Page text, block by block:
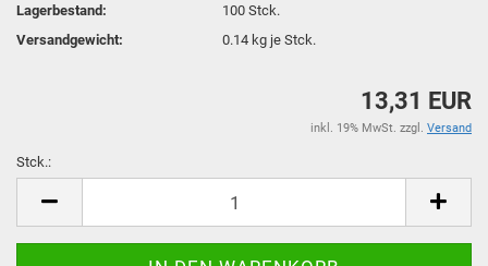
Lagerbestand: 100Stck.
Versandgewicht:
0.14 kg je Stck.
13,31 EUR
inkl. 19% MwSt. zzgl. Versand
Stck.: